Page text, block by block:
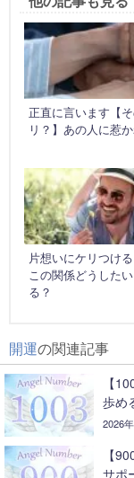
正直に言います【
リ？】あの人に惹
片想いにケリつけ
この関係どうした
る？
開運の関連記事
【
歩め
2026
【
サポ